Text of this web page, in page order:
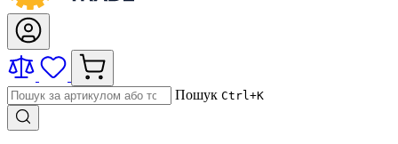
Пошук Ctrl+K